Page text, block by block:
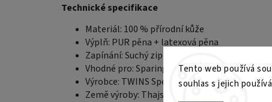
Tento web používá
souhlas s jejich
Technické specifikace
Materiál: 100 % přírodní kůže
Výplň: PUR pěna + latexová pěna
Zapínání: Suchý zip (šířka cca 8 cm)
Vhodné pro: Sparing, trénink na pytli, lapy
Výrobce: TWINS Special (Thajsko)
Země výroby: Thajsko